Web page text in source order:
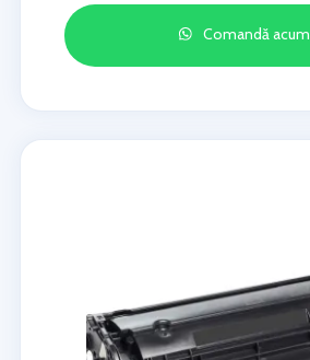
Comandă acum